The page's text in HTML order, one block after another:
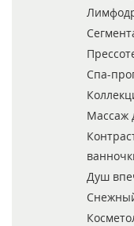
Спа-
Массаж
Душ